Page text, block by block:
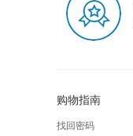
购物指南
找回密码